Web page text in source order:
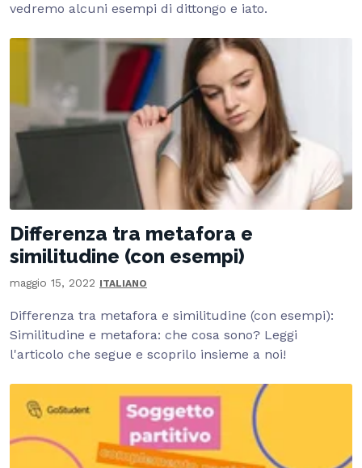
vedremo alcuni esempi di dittongo e iato.
Differenza tra metafora e
similitudine (con esempi)
maggio 15, 2022 ITALIANO
Differenza tra metafora e similitudine (con esempi):
Similitudine e metafora: che cosa sono? Leggi
l'articolo che segue e scoprilo insieme a noi!